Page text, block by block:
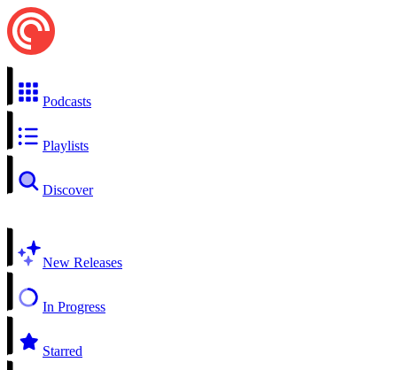
Podcasts
Playlists
Discover
New Releases
In Progress
Starred